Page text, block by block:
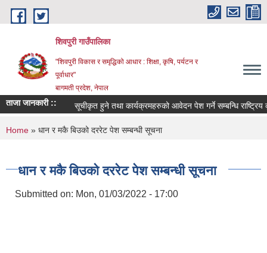
Skip to main content
शिवपुरी गाउँपालिका
"शिवपुरी विकास र समृद्धिको आधार : शिक्षा, कृषि, पर्यटन र
पूर्वाधार"
बागमती प्रदेश, नेपाल
ताजा जानकारी :: सूचीकृत हुने तथा कार्यक्रमहरुको आवेदन पेश गर्ने सम्बन्धि राष्ट्रिय
You are here
Home » धान र मकै बिउको दररेट पेश सम्बन्धी सूचना
धान र मकै बिउको दररेट पेश सम्बन्धी सूचना
Submitted on: Mon, 01/03/2022 - 17:00